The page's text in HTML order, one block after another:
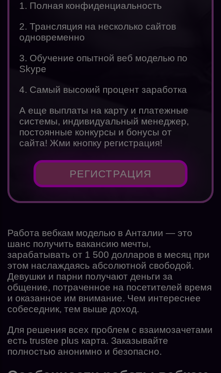
1. Полная конфиденциальность
2. Трансляция на несколько сайтов
одновременно
3. Обучение опытной веб моделью по
Skype
4. Самый высокий процент заработка
А еще выплаты на карту и платежные
системы, индивидуальный менеджер,
постоянные конкурсы и бонусы от
сайта! Жми кнопку регистрация!
РЕГИСТРАЦИЯ
Работа вебкам моделью в Анталии — это
шанс получить вакансию мечты,
зарабатывать от 1 500 долларов в месяц при
этом наслаждаясь абсолютной свободой.
Девушки и парни получают деньги за
общение, потраченное на посетителей время
и оказанное им внимание. Чем интереснее
собеседник, тем выше доход.
Для решения всех проблем с взаимозачетами
есть trustee plus карта. Заказывайте
полностью анонимно и безопасно.